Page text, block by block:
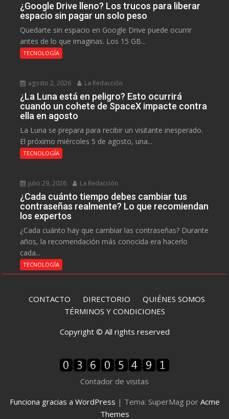
¿Google Drive lleno? Los trucos para liberar
espacio sin pagar un solo peso
Quedarte sin espacio en Google Drive puede ocurrir
antes de lo que imaginas. Los 15 GB...
TECNOLOGÍA
agosto 2, 2026 La Redacción
¿La Luna está en peligro? Esto ocurrirá
cuando un cohete de SpaceX impacte contra
ella en agosto
La Luna se prepara para recibir un visitante inesperado.
El próximo miércoles 5 de agosto, una...
TECNOLOGÍA
julio 29, 2026 La Redacción
¿Cada cuánto tiempo debes cambiar tus
contraseñas realmente? Lo que recomiendan
los expertos
¿Cada cuánto hay que cambiar las contraseñas? Durante
años, la recomendación más conocida era hacerlo
cada...
TECNOLOGÍA
CONTACTO DIRECTORIO QUIÉNES SOMOS
TÉRMINOS Y CONDICIONES
Copyright © All rights reserved
Contador de visitas
Funciona gracias a WordPress | Tema: SuperMag por Acme
Themes